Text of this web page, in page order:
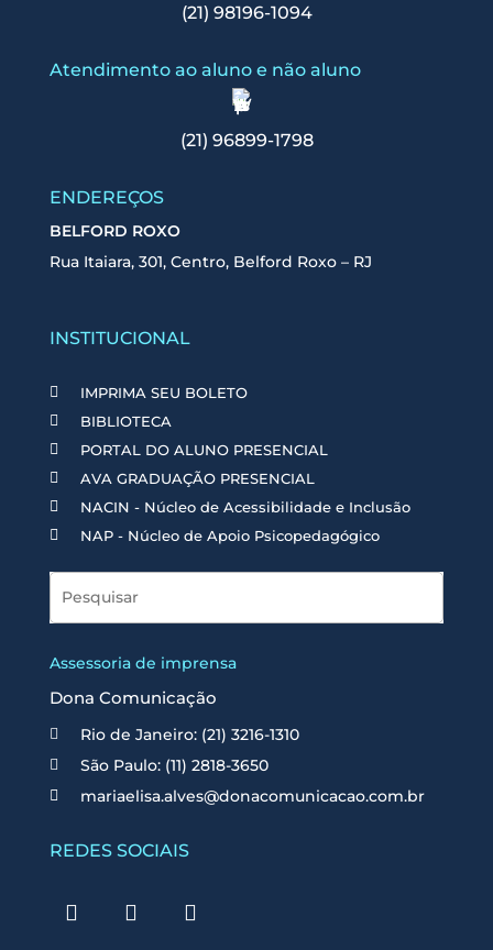
(21) 98196-1094
Atendimento ao aluno e não aluno
(21) 96899-1798
ENDEREÇOS
BELFORD ROXO
Rua Itaiara, 301, Centro, Belford Roxo – RJ
INSTITUCIONAL
IMPRIMA SEU BOLETO
BIBLIOTECA
PORTAL DO ALUNO PRESENCIAL
AVA GRADUAÇÃO PRESENCIAL
NACIN - Núcleo de Acessibilidade e Inclusão
NAP - Núcleo de Apoio Psicopedagógico
Assessoria de imprensa
Dona Comunicação
Rio de Janeiro: (21) 3216-1310
São Paulo: (11) 2818-3650
mariaelisa.alves@donacomunicacao.com.br
REDES SOCIAIS